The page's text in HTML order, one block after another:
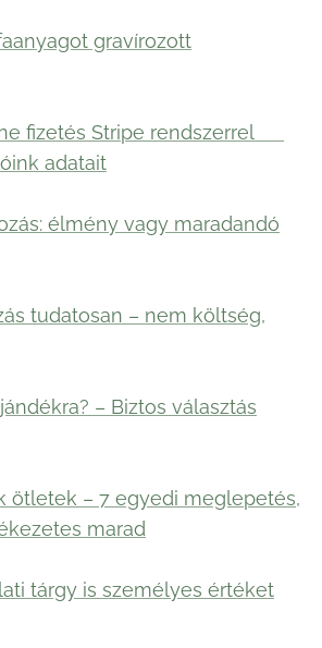
gravírozott
fizetés Stripe rendszerrel 🛡️
adatait
élmény vagy maradandó
tudatosan – nem költség,
– Biztos választás
ötletek – 7 egyedi meglepetés,
marad
tárgy is személyes értéket